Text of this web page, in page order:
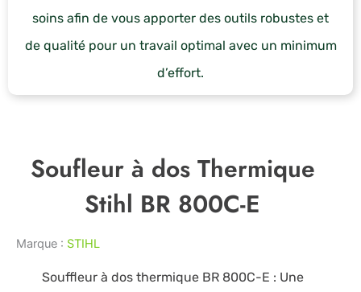
soins afin de vous apporter des outils robustes et
de qualité pour un travail optimal avec un minimum
d’effort.
Soufleur à dos Thermique
Stihl BR 800C-E
Marque : STIHL
Souffleur à dos thermique BR 800C-E : Une